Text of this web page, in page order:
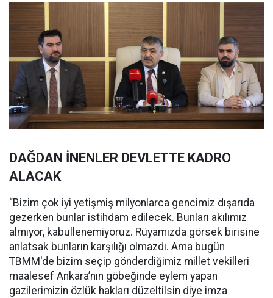
DAĞDAN İNENLER DEVLETTE KADRO
ALACAK
“Bizim çok iyi yetişmiş milyonlarca gencimiz dışarıda
gezerken bunlar istihdam edilecek. Bunları akılımız
almıyor, kabullenemiyoruz. Rüyamızda görsek birisine
anlatsak bunların karşılığı olmazdı. Ama bugün
TBMM'de bizim seçip gönderdiğimiz millet vekilleri
maalesef Ankara’nın göbeğinde eylem yapan
gazilerimizin özlük hakları düzeltilsin diye imza